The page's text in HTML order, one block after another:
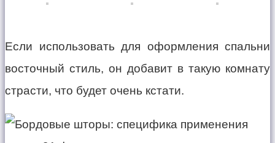
Если использовать для оформления спальни
восточный стиль, он добавит в такую комнату
страсти, что будет очень кстати.